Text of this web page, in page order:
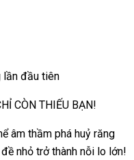
lần đầu tiên
CÒN THIẾU BẠN!
âm thầm phá huỷ răng
nhỏ trở thành nỗi lo lớn!